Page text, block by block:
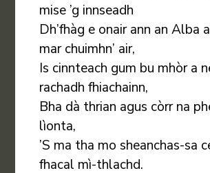
mise ’g innseadh
Dh’fhàg e onair ann an Alba
mar chuimhn’ air,
Is cinnteach gum bu mhòr a
rachadh fhiachainn,
Bha dà thrian agus còrr na
lìonta,
’S ma tha mo sheanchas-sa
fhacal mì-thlachd.